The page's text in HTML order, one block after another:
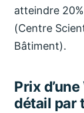
atteindre
(Centre
Bâtiment).
Prix
détail par